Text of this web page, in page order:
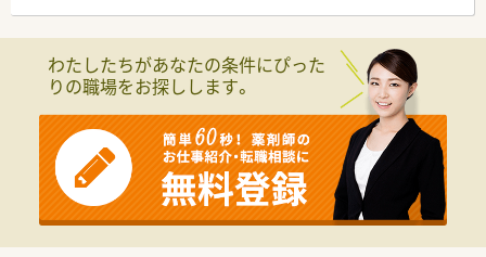
＊接客業務はありません
■創業以来120年の歴史をもつ、化粧品・日用品、一般用医薬品卸
業界のトップ企業です。
■「美と健康」に関わる生活必需品を全国のドラッグストアやス
ーパーマーケット、コンビニエンスストアなどの小売業にお届け
しています。
■独自の「マーチャンダイジング」と「ロジスティクス」に基づく
質の高いサービスで小売業やメーカーから信頼を得ておられま
す。
■小売業様に商品をお届けするというだけでなく効果的なマー
チャンダイジングと店舗作業の低減に貢献するロジスティクス
わたしたちがあなたの条件にぴった
りの職場をお探しします。